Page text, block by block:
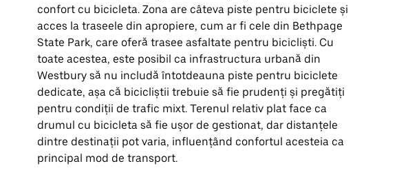
confort cu bicicleta. Zona are câteva piste pentru biciclete și
acces la traseele din apropiere, cum ar fi cele din Bethpage
State Park, care oferă trasee asfaltate pentru bicicliști. Cu
toate acestea, este posibil ca infrastructura urbană din
Westbury să nu includă întotdeauna piste pentru biciclete
dedicate, așa că bicicliștii trebuie să fie prudenți și pregătiți
pentru condiții de trafic mixt. Terenul relativ plat face ca
drumul cu bicicleta să fie ușor de gestionat, dar distanțele
dintre destinații pot varia, influențând confortul acesteia ca
principal mod de transport.